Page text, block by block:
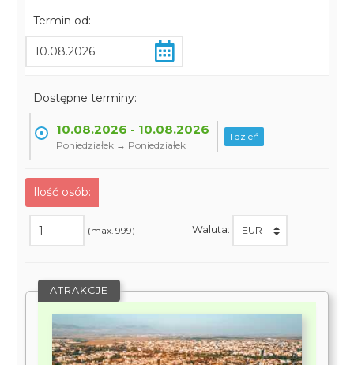
Termin od:
Dostępne terminy:
10.08.2026 - 10.08.2026
Poniedziałek → Poniedziałek
1 dzień
Ilość osób:
(max. 999) Waluta:
ATRAKCJE